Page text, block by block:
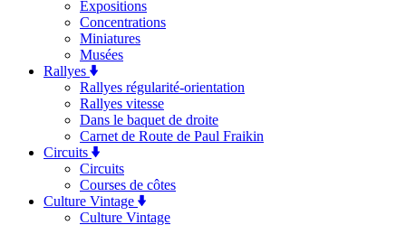
Expositions
Concentrations
Miniatures
Musées
Rallyes
Rallyes régularité-orientation
Rallyes vitesse
Dans le baquet de droite
Carnet de Route de Paul Fraikin
Circuits
Circuits
Courses de côtes
Culture Vintage
Culture Vintage